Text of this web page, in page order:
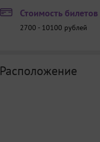
Стоимость билетов
2700 - 10100 рублей
Расположение